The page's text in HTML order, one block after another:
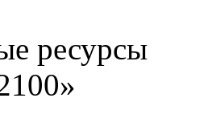
ресурсы